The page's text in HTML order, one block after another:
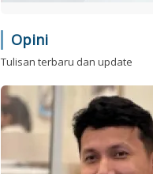
Opini
Tulisan terbaru dan update